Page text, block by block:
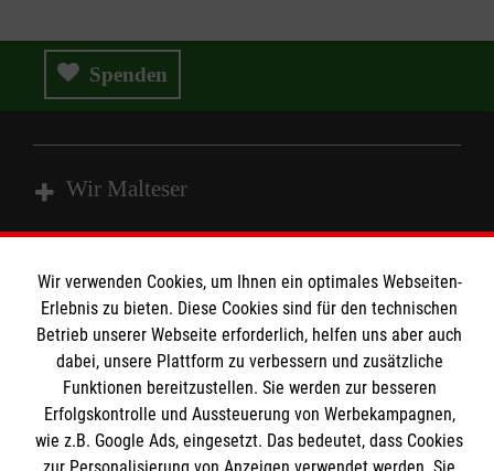
Spenden
Wir Malteser
Angebote und Leistungen
Unsere Kurse
Mitarbeiten
Wir Malteser
Informationen
Kontakt
Pressestelle
Malteser online
Wir verwenden Cookies, um Ihnen ein optimales Webseiten-
Erlebnis zu bieten. Diese Cookies sind für den technischen
Betrieb unserer Webseite erforderlich, helfen uns aber auch
dabei, unsere Plattform zu verbessern und zusätzliche
Funktionen bereitzustellen. Sie werden zur besseren
Erfolgskontrolle und Aussteuerung von Werbekampagnen,
wie z.B. Google Ads, eingesetzt. Das bedeutet, dass Cookies